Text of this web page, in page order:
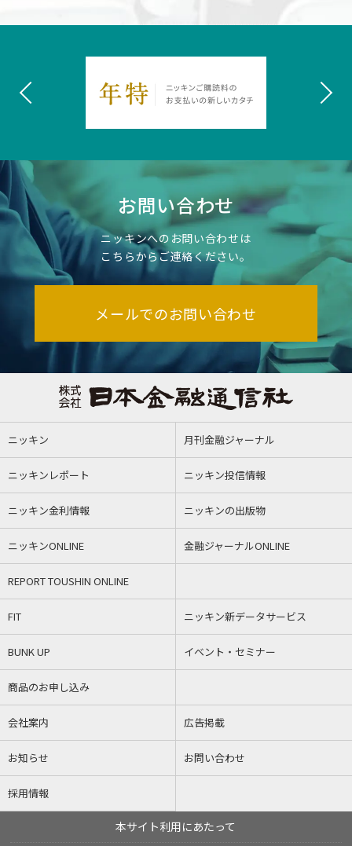
お問い合わせ
ニッキンへのお問い合わせは
こちらからご連絡ください。
メールでのお問い合わせ
ニッキン 月刊金融ジャーナル
ニッキンレポート ニッキン投信情報
ニッキン金利情報 ニッキンの出版物
ニッキンONLINE 金融ジャーナルONLINE
REPORT TOUSHIN ONLINE
FIT ニッキン新データサービス
BUNK UP イベント・セミナー
商品のお申し込み
会社案内 広告掲載
お知らせ お問い合わせ
採用情報
本サイト利用にあたって